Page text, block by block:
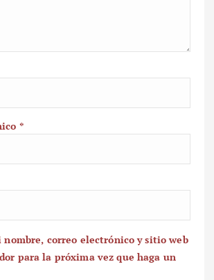
*
nombre, correo electrónico y sitio web
para la próxima vez que haga un